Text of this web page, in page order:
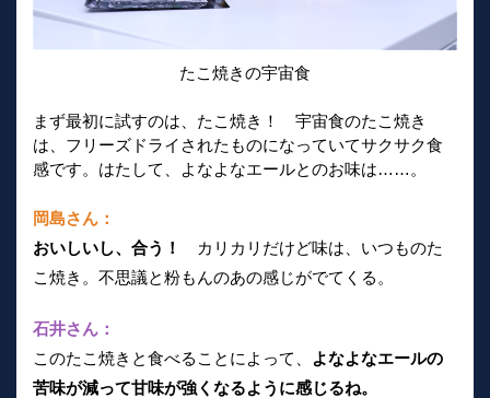
たこ焼きの宇宙食
まず最初に試すのは、たこ焼き！ 宇宙食のたこ焼き
は、フリーズドライされたものになっていてサクサク食
感です。はたして、よなよなエールとのお味は……。
岡島さん：
おいしいし、合う！
カリカリだけど味は、いつものた
こ焼き。不思議と粉もんのあの感じがでてくる。
石井さん：
このたこ焼きと食べることによって、
よなよなエールの
苦味が減って甘味が強くなるように感じるね。